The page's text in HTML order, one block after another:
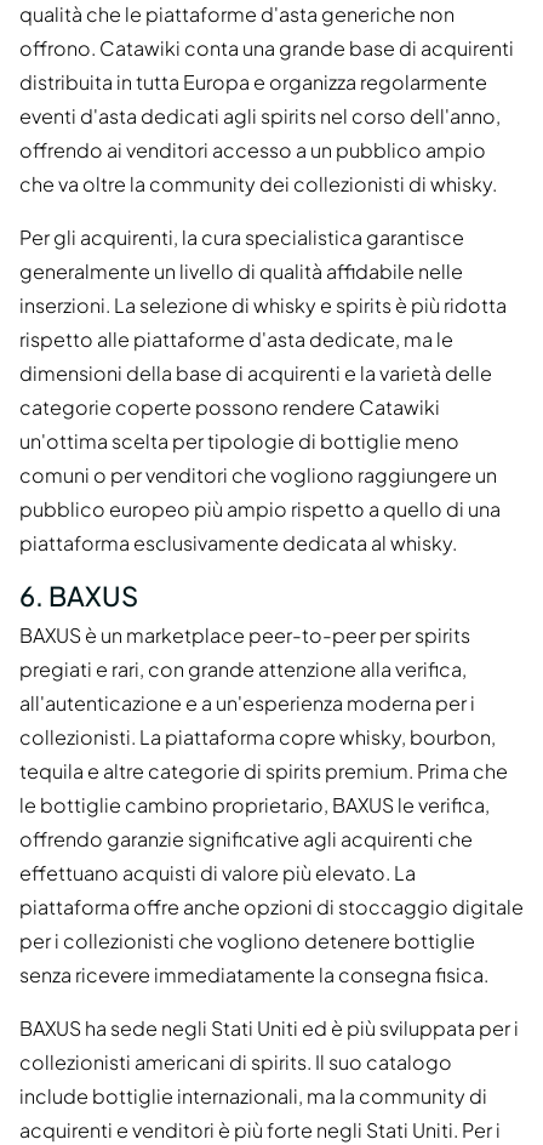
qualità che le piattaforme d'asta generiche non
offrono. Catawiki conta una grande base di acquirenti
distribuita in tutta Europa e organizza regolarmente
eventi d'asta dedicati agli spirits nel corso dell'anno,
offrendo ai venditori accesso a un pubblico ampio
che va oltre la community dei collezionisti di whisky.
Per gli acquirenti, la cura specialistica garantisce
generalmente un livello di qualità affidabile nelle
inserzioni. La selezione di whisky e spirits è più ridotta
rispetto alle piattaforme d'asta dedicate, ma le
dimensioni della base di acquirenti e la varietà delle
categorie coperte possono rendere Catawiki
un'ottima scelta per tipologie di bottiglie meno
comuni o per venditori che vogliono raggiungere un
pubblico europeo più ampio rispetto a quello di una
piattaforma esclusivamente dedicata al whisky.
6. BAXUS
BAXUS è un marketplace peer-to-peer per spirits
pregiati e rari, con grande attenzione alla verifica,
all'autenticazione e a un'esperienza moderna per i
collezionisti. La piattaforma copre whisky, bourbon,
tequila e altre categorie di spirits premium. Prima che
le bottiglie cambino proprietario, BAXUS le verifica,
offrendo garanzie significative agli acquirenti che
effettuano acquisti di valore più elevato. La
piattaforma offre anche opzioni di stoccaggio digitale
per i collezionisti che vogliono detenere bottiglie
senza ricevere immediatamente la consegna fisica.
BAXUS ha sede negli Stati Uniti ed è più sviluppata per i
collezionisti americani di spirits. Il suo catalogo
include bottiglie internazionali, ma la community di
acquirenti e venditori è più forte negli Stati Uniti. Per i